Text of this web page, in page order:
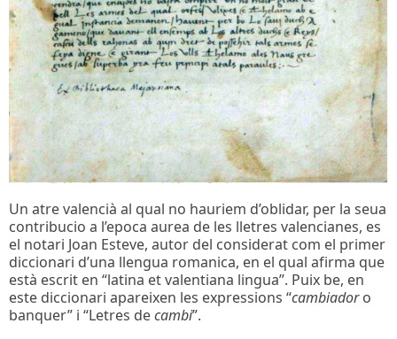
Un atre valencià al qual no hauriem d’oblidar, per la seua
contribucio a l’epoca aurea de les lletres valencianes, es
el notari Joan Esteve, autor del considerat com el primer
diccionari d’una llengua romanica, en el qual afirma que
està escrit en “latina et valentiana lingua”. Puix be, en
este diccionari apareixen les expressions “cambiadoro
banquer” i “Letres decambi”.